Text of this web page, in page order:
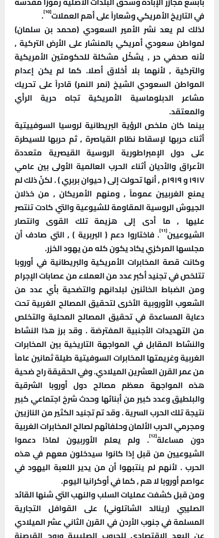
في التاريخ الأمريكي وشعاراً على أهم العملات[10]
.
لذلك لم يعد نشر الأمير السعودي (محمد بن سلمان)
لمواطن سعودي أمريكي بالمنشار على الأرض التركية ,
لأنه صحفي حر , يشكّل مشكلة للحكومتين الأمريكية
والتركية , لأنهما بلا أخلاق أصلا. كما لم يكن إعدام
المواطن السعودي الشيخ (نمر النمر) قادراً على تحريك
مشاعر الدبلوماسية الأمريكية تجاه حرية الرأي
والمعتقد.
بينما كان ملخص الرؤية البريطانية لروسيا السوفييتية
أثناء حربها لإسقاط نظام القياصرة , ثم حربها للسيطرة
على دول الإمبراطورية الروسية القيصرية متعددة
الأعراق والأديان أثناء الحرب العالمية الأولى بين عامي
١٩١٧ و ١٩١٩م , أنها تحولت إلى ( حيوان بربري ) . لكنّ ذلك لم
يمنع الغربيين عموماً , ومنهم الأمريكان , من خذلان
الجيوش الروسية المقاومة للشيوعية والتي كادت تنتصر
عليها , ما أدى إلى هزيمة تلك القوى وانتصار
الشيوعيين[11]
. فاختاروا دعم ( البربرية ) , التي صادف أن
مجلسها المركزي يكاد يكون كله من يهود الخزر.
وكانت قصة المخابرات الأمريكية والبريطانية في أوروبا
تتلخص في تجنيد أكبر عدد من العملاء من عصابات الإجرام
ومن الضباط الخائنين لبلدانهم والتضحية بأي عدد من
الشعوب الأوروبية الأخرى لتحقيق المصالح الغربية تحت
دعاية المساعدة في تحقيق المصالح المحلية والتخلص
من التهديدات الأجنبية المفترضة . وقد برز هذا النشاط
والنشاط المقابل في المواجهة التاريخية بين المخابرات
الغربية وغريمتها المخابرات السوفيتية طيلة ثمانين عاماً
من عمر القرن العشرين الميلادي. وفي الحقيقة راح ضحية
هذه المواجهة معظم مصالح دول أوروبا الشرقية
والبلطيق وعدد كبير من أبنائها وحدث شرخ اجتماعي كبير
نتيجة تلك الحرب السرية . وقد تم تجنيد الكثير من النازيين
ومجرمي الحرب الألمان وحلفائهم لصالح المخابرات الغربية
دون مساءلة[12]
. ولم يعلم الأوربيون لماذا دعموا
الشيوعيين من قبل إذا كانوا سيدخلون معهم في هذه
الحرب . لأنهم لم ينتبهوا أن من يدير اللعبة اليهود في
عواصم أوروبا لا هم , كما في أوكرانيا اليوم.
ومن قبل كشفت عمليات السلب والنهب التي شنها القائد
الصليبي (رينالد الشاتلوني) على القوافل التجارية
المسلمة في جنوب الأردن في القرن الثاني عشر الميلادي